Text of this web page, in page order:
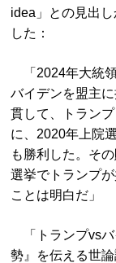
idea」との見出
した：
「2024年大統
バイデンを盟主
貫して、トラン
に、2020年上院
も勝利した。そ
選挙でトランプ
ことは明白だ」
「トランプvsバ
勢』を伝える世